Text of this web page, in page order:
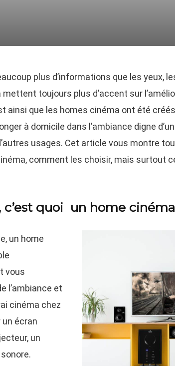
plus d’informations que les yeux,
mettent toujours plus d’accent sur
ainsi que les homes cinéma ont été
à domicile dans l’ambiance digne
usages. Cet article vous montre
comment les choisir, mais surtout
c’est quoi un home
un home
vous
l’ambiance et
cinéma chez
un écran
un